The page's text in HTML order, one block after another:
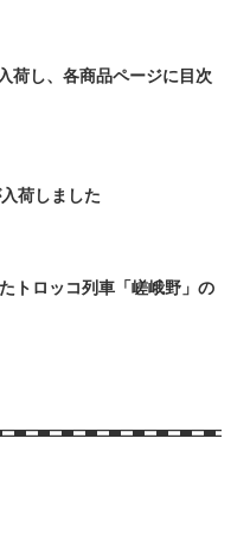
荷し、各商品ページに目次
荷しました
トロッコ列車「嵯峨野」の